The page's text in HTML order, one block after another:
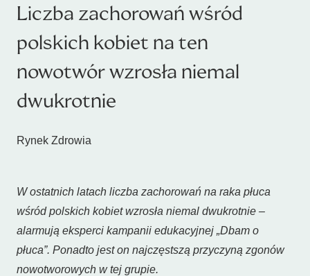
Liczba zachorowań wśród
polskich kobiet na ten
nowotwór wzrosła niemal
dwukrotnie
Rynek Zdrowia
W ostatnich latach liczba zachorowań na raka płuca
wśród polskich kobiet wzrosła niemal dwukrotnie –
alarmują eksperci kampanii edukacyjnej „Dbam o
płuca”. Ponadto jest on najczęstszą przyczyną zgonów
nowotworowych w tej grupie.